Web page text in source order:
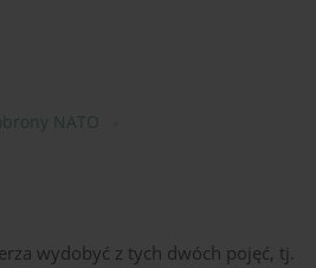
NATO
wydobyć z tych dwóch pojęć, tj.